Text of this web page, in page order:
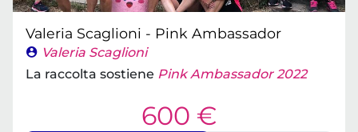
Valeria Scaglioni - Pink Ambassador
Valeria Scaglioni
La raccolta sostiene Pink Ambassador 2022
600 €